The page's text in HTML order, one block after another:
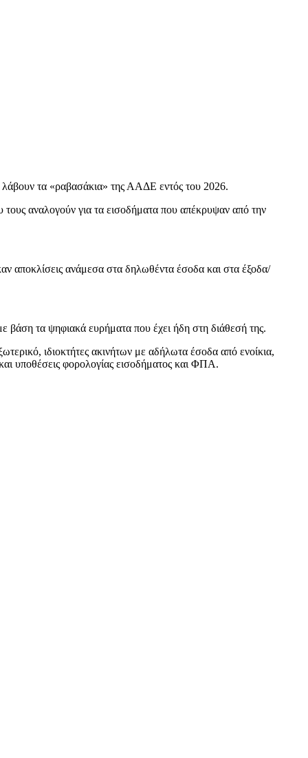
λάβουν τα «ραβασάκια» της ΑΑΔΕ εντός του 2026.
αναλογούν για τα εισοδήματα που απέκρυψαν από την
αποκλίσεις ανάμεσα στα δηλωθέντα έσοδα και στα έξοδα/
βάση τα ψηφιακά ευρήματα που έχει ήδη στη διάθεσή της.
ιδιοκτήτες ακινήτων με αδήλωτα έσοδα από ενοίκια,
υποθέσεις φορολογίας εισοδήματος και ΦΠΑ.